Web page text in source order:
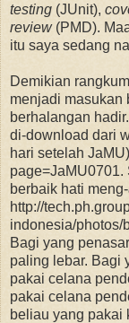
testing (JUnit),
review(PMD).
itu saya sedang
Demikian
menjadi masukan
berhalangan
di-download dari
hari setelah
page=JaMU0701.
berbaik hati meng-
http://
indonesia/photos/
Bagi yang
paling lebar. Bagi
pakai celana
pakai celana
beliau yang pakai